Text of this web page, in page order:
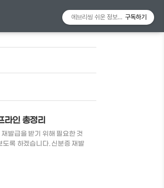
라인 총정리
발급을 받기 위해 필요한 것
도록 하겠습니다. ​신분증 재발
재발급 방문 신청방법 신
개월 이내 촬영한 사진이 아
에브리씽 쉬운 정보알리미구독하기